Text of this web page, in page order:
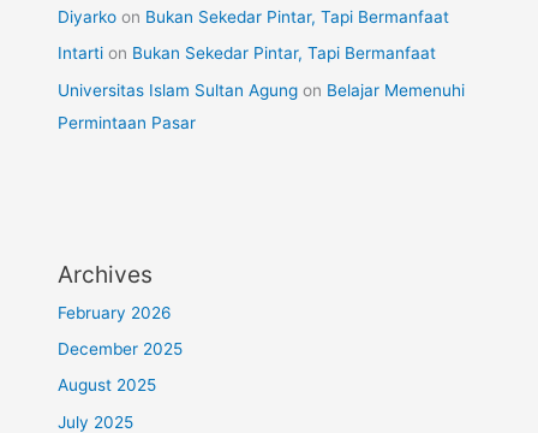
Diyarko on Bukan Sekedar Pintar, Tapi Bermanfaat
Intarti on Bukan Sekedar Pintar, Tapi Bermanfaat
Universitas Islam Sultan Agung on Belajar Memenuhi
Permintaan Pasar
Archives
February 2026
December 2025
August 2025
July 2025